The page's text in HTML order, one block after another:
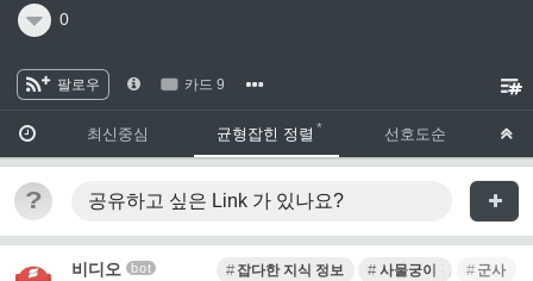
0
팔로우 카드 9
최신중심 균형잡힌 정렬 선호도순
? 공유하고 싶은 Link 가 있나요?
비디오 bot 잡다한 지식 정보 사물궁이 잡학지식
군사